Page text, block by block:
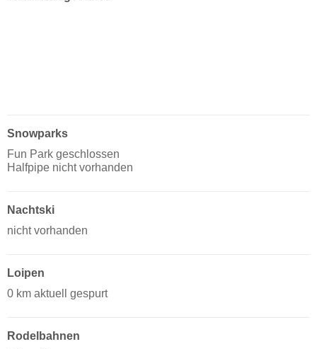
Snowparks
Fun Park geschlossen
Halfpipe nicht vorhanden
Nachtski
nicht vorhanden
Loipen
0 km aktuell gespurt
Rodelbahnen